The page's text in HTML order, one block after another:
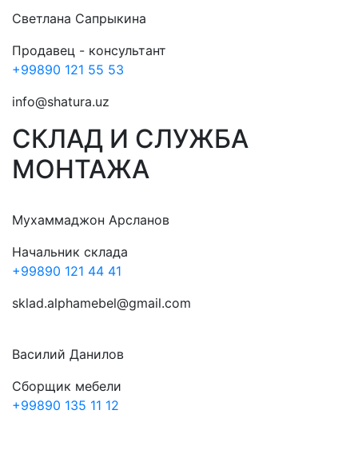
Светлана Сапрыкина
Продавец - консультант
+99890 121 55 53
info@shatura.uz
СКЛАД И СЛУЖБА
МОНТАЖА
Мухаммаджон Арсланов
Начальник склада
+99890 121 44 41
sklad.alphamebel@gmail.com
Василий Данилов
Сборщик мебели
+99890 135 11 12